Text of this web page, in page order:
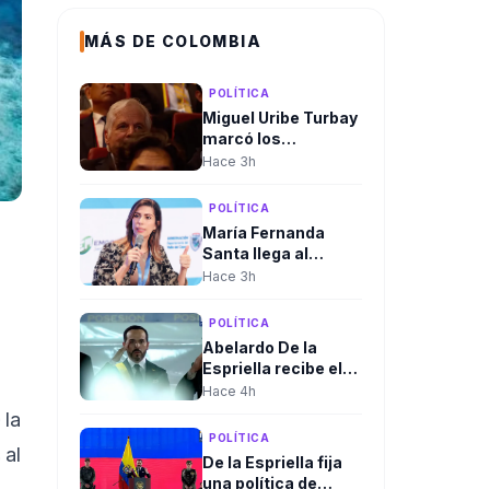
al
MÁS DE COLOMBIA
POLÍTICA
Miguel Uribe Turbay
marcó los
homenajes de la
presidencial de
Espriella
Hace 3h
POLÍTICA
María Fernanda
Santa llega al
Gobierno. Será la
de Infraestructura
Hace 3h
POLÍTICA
Abelardo De la
Espriella recibe el
mando supremo de
Militares en
solemne ceremonia
de reconocimiento
Hace 4h
POLÍTICA
De la Espriella fija
una política de